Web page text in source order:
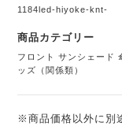
1184led-hiyoke-knt-
商品カテゴリー
フロント サンシェード
ッズ（関係類）
※商品価格以外に別